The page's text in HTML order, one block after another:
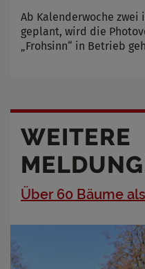
Ab Kalenderwoche zwei
geplant, wird die
„Frohsinn“ in Betrieb
WEITERE
Über 60 Bäume